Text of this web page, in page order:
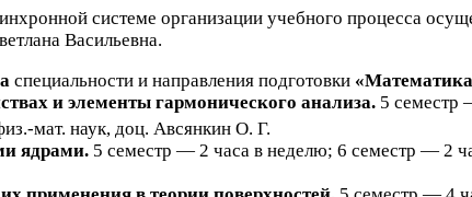
системе организации учебного процесса
Васильевна.
специальности и направления подготовки
и элементы гармонического анализа. 5 семестр
мат. наук, доц. Авсянкин О. Г.
ядрами. 5 семестр — 2 часа в неделю; 6 семестр — 2